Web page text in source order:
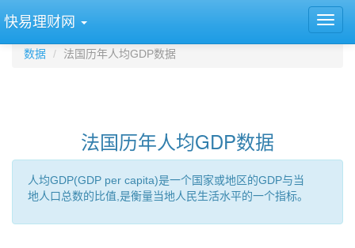
快易理财网
数据 法国历年人均GDP数据
法国历年人均GDP数据
人均GDP(GDP per capita)是一个国家或地区的GDP与当
地人口总数的比值,是衡量当地人民生活水平的一个指标。